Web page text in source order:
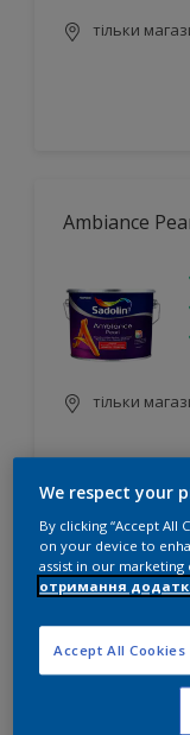
тільки
Ambiance
тільки
Ambiance
We respect your
By clicking “Accept All
on your device to
assist in our marketing
отримання
Accept All Cookies